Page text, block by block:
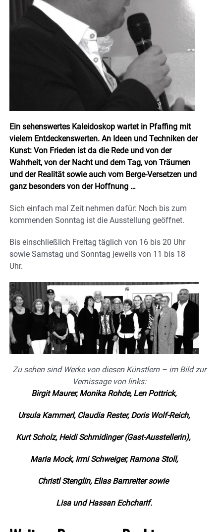
Ein sehenswertes Kaleidoskop wartet in Pfaffing mit
vielem Entdeckenswerten. An Ideen und Techniken der
Kunst: Von Frieden ist da die Rede und von der
Wahrheit, von der Nacht und dem Tag, von Träumen
und der Realität sowie auch vom Berge-Versetzen und
ganz besonders von der Hoffnung …
Sich einfach mal Zeit nehmen dafür: Noch bis zum
kommenden Sonntag ist die Ausstellung geöffnet.
Bis einschließlich Freitag täglich von 16 bis 20 Uhr
sowie Samstag und Sonntag jeweils von 11 bis 18
Uhr.
Zu sehen sind Werke von diesen Künstlern – im Bild zur
Vernissage von links:
Birgit Maurer, Monika Rohde, Len Pottrick,
Ursula Kammerl, Claudia Rester, Doris Wolf-Reich,
Kurt Scholz, Heidi Schmidinger (Gast-Ausstellerin),
Maria Mock, Irmi Schweiger, Ramona Stoll,
Christl Stenglin, Elias Barnreiter sowie
Lisa und Hassan Echcharif.